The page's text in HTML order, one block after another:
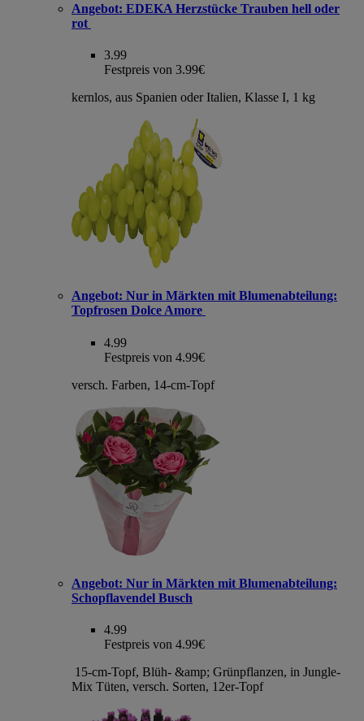
Angebot: EDEKA Herzstücke Trauben hell oder
rot
3.99
Festpreis von 3.99€
kernlos, aus Spanien oder Italien, Klasse I, 1 kg
Angebot: Nur in Märkten mit Blumenabteilung:
Topfrosen Dolce Amore
4.99
Festpreis von 4.99€
versch. Farben, 14-cm-Topf
Angebot: Nur in Märkten mit Blumenabteilung:
Schopflavendel Busch
4.99
Festpreis von 4.99€
15-cm-Topf, Blüh- &amp; Grünpflanzen, in Jungle-
Mix Tüten, versch. Sorten, 12er-Topf